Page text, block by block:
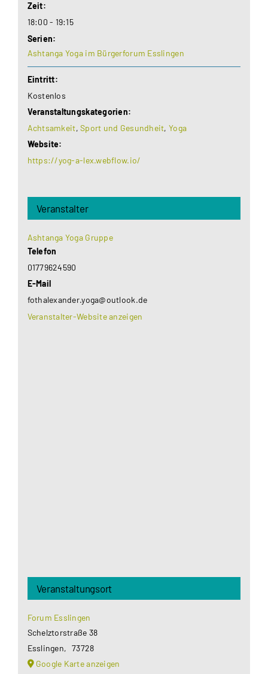
Zeit:
18:00 - 19:15
Serien:
Ashtanga Yoga im Bürgerforum Esslingen
Eintritt:
Kostenlos
Veranstaltungskategorien:
Achtsamkeit,Sport und Gesundheit, Yoga
Website:
https://yog-a-lex.webflow.io/
Veranstalter
Ashtanga Yoga Gruppe
Telefon
01779624590
E-Mail
fothalexander.yoga@outlook.de
Veranstalter-Website anzeigen
Veranstaltungsort
Forum Esslingen
Schelztorstraße 38
Esslingen, 73728
Google Karte anzeigen